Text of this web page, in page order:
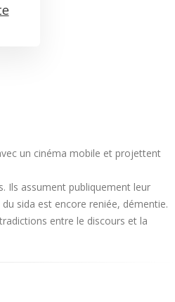
un cinéma mobile et projettent
Ils assument publiquement leur
sida est encore reniée, démentie.
entre le discours et la